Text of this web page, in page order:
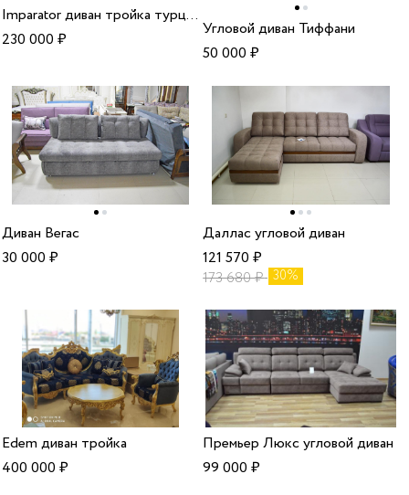
Imparator диван тройка турция
230 000₽
Угловой диван Тиффани
50 000₽
Диван Вегас
30 000₽
Даллас угловой диван
121 570₽
173 680₽ 30%
Edem диван тройка
400 000₽
Премьер Люкс угловой диван
99 000₽